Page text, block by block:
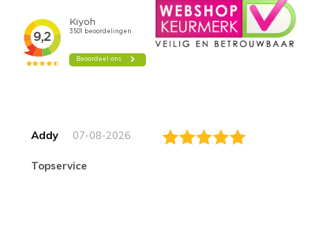
Addy 07-08-2026
topservice